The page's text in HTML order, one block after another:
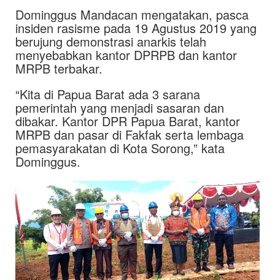
Dominggus Mandacan mengatakan, pasca
insiden rasisme pada 19 Agustus 2019 yang
berujung demonstrasi anarkis telah
menyebabkan kantor DPRPB dan kantor
MRPB terbakar.
“Kita di Papua Barat ada 3 sarana
pemerintah yang menjadi sasaran dan
dibakar. Kantor DPR Papua Barat, kantor
MRPB dan pasar di Fakfak serta lembaga
pemasyarakatan di Kota Sorong,” kata
Dominggus.